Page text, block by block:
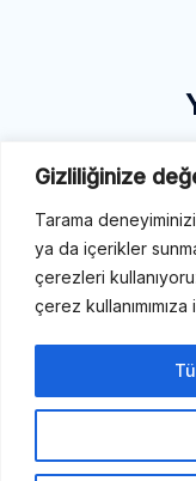
Gizliliğinize
Tarama
ya da içerikler
çerezleri
çerez
E-